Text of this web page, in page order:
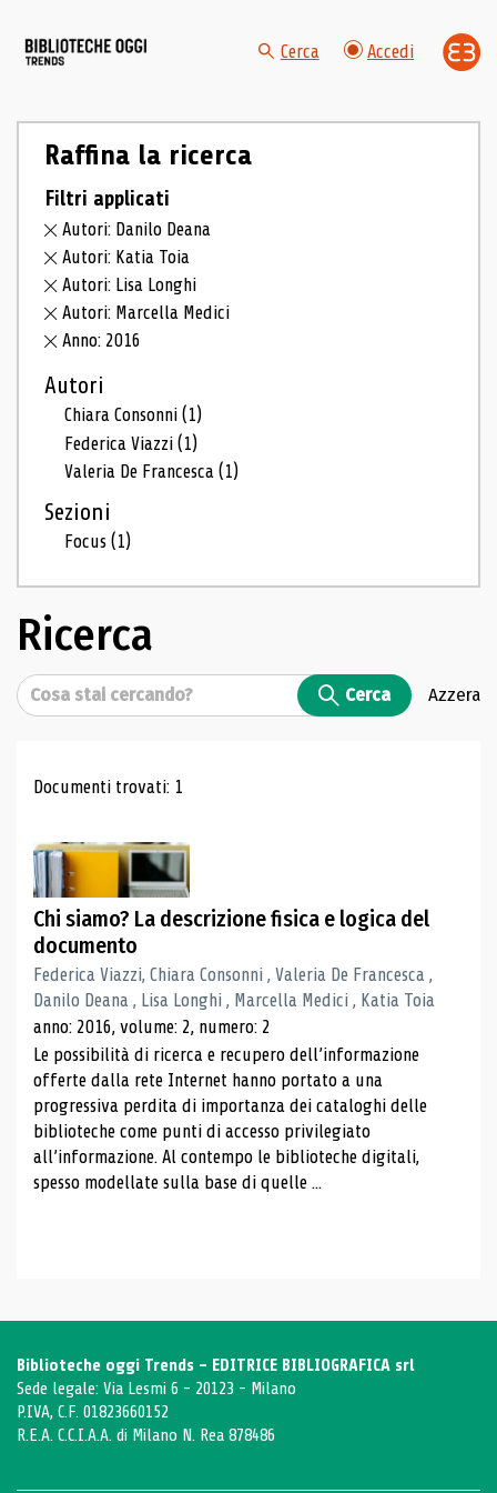
Cerca Accedi
Raffina la ricerca
Filtri applicati
Autori: Danilo Deana
Autori: Katia Toia
Autori: Lisa Longhi
Autori: Marcella Medici
Anno: 2016
Autori
Chiara Consonni(1)
Federica Viazzi(1)
Valeria De Francesca(1)
Sezioni
Focus(1)
Ricerca
Cerca Cerca Azzera
Risultati di ricerca
Documenti trovati: 1
Chi siamo? La descrizione fisica e logica del
documento
Federica Viazzi, Chiara Consonni , Valeria De Francesca ,
Danilo Deana , Lisa Longhi , Marcella Medici , Katia Toia
anno: 2016, volume: 2, numero: 2
Le possibilità di ricerca e recupero dell’informazione
offerte dalla rete Internet hanno portato a una
progressiva perdita di importanza dei cataloghi delle
biblioteche come punti di accesso privilegiato
all’informazione. Al contempo le biblioteche digitali,
spesso modellate sulla base di quelle ...
Biblioteche oggi Trends - EDITRICE BIBLIOGRAFICA srl
Sede legale: Via Lesmi 6 - 20123 - Milano
P.IVA, C.F. 01823660152
R.E.A. C.C.I.A.A. di Milano N. Rea 878486